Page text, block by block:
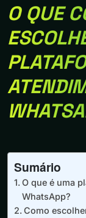
O QUE
Sumário
O que é uma
WhatsApp?
Como